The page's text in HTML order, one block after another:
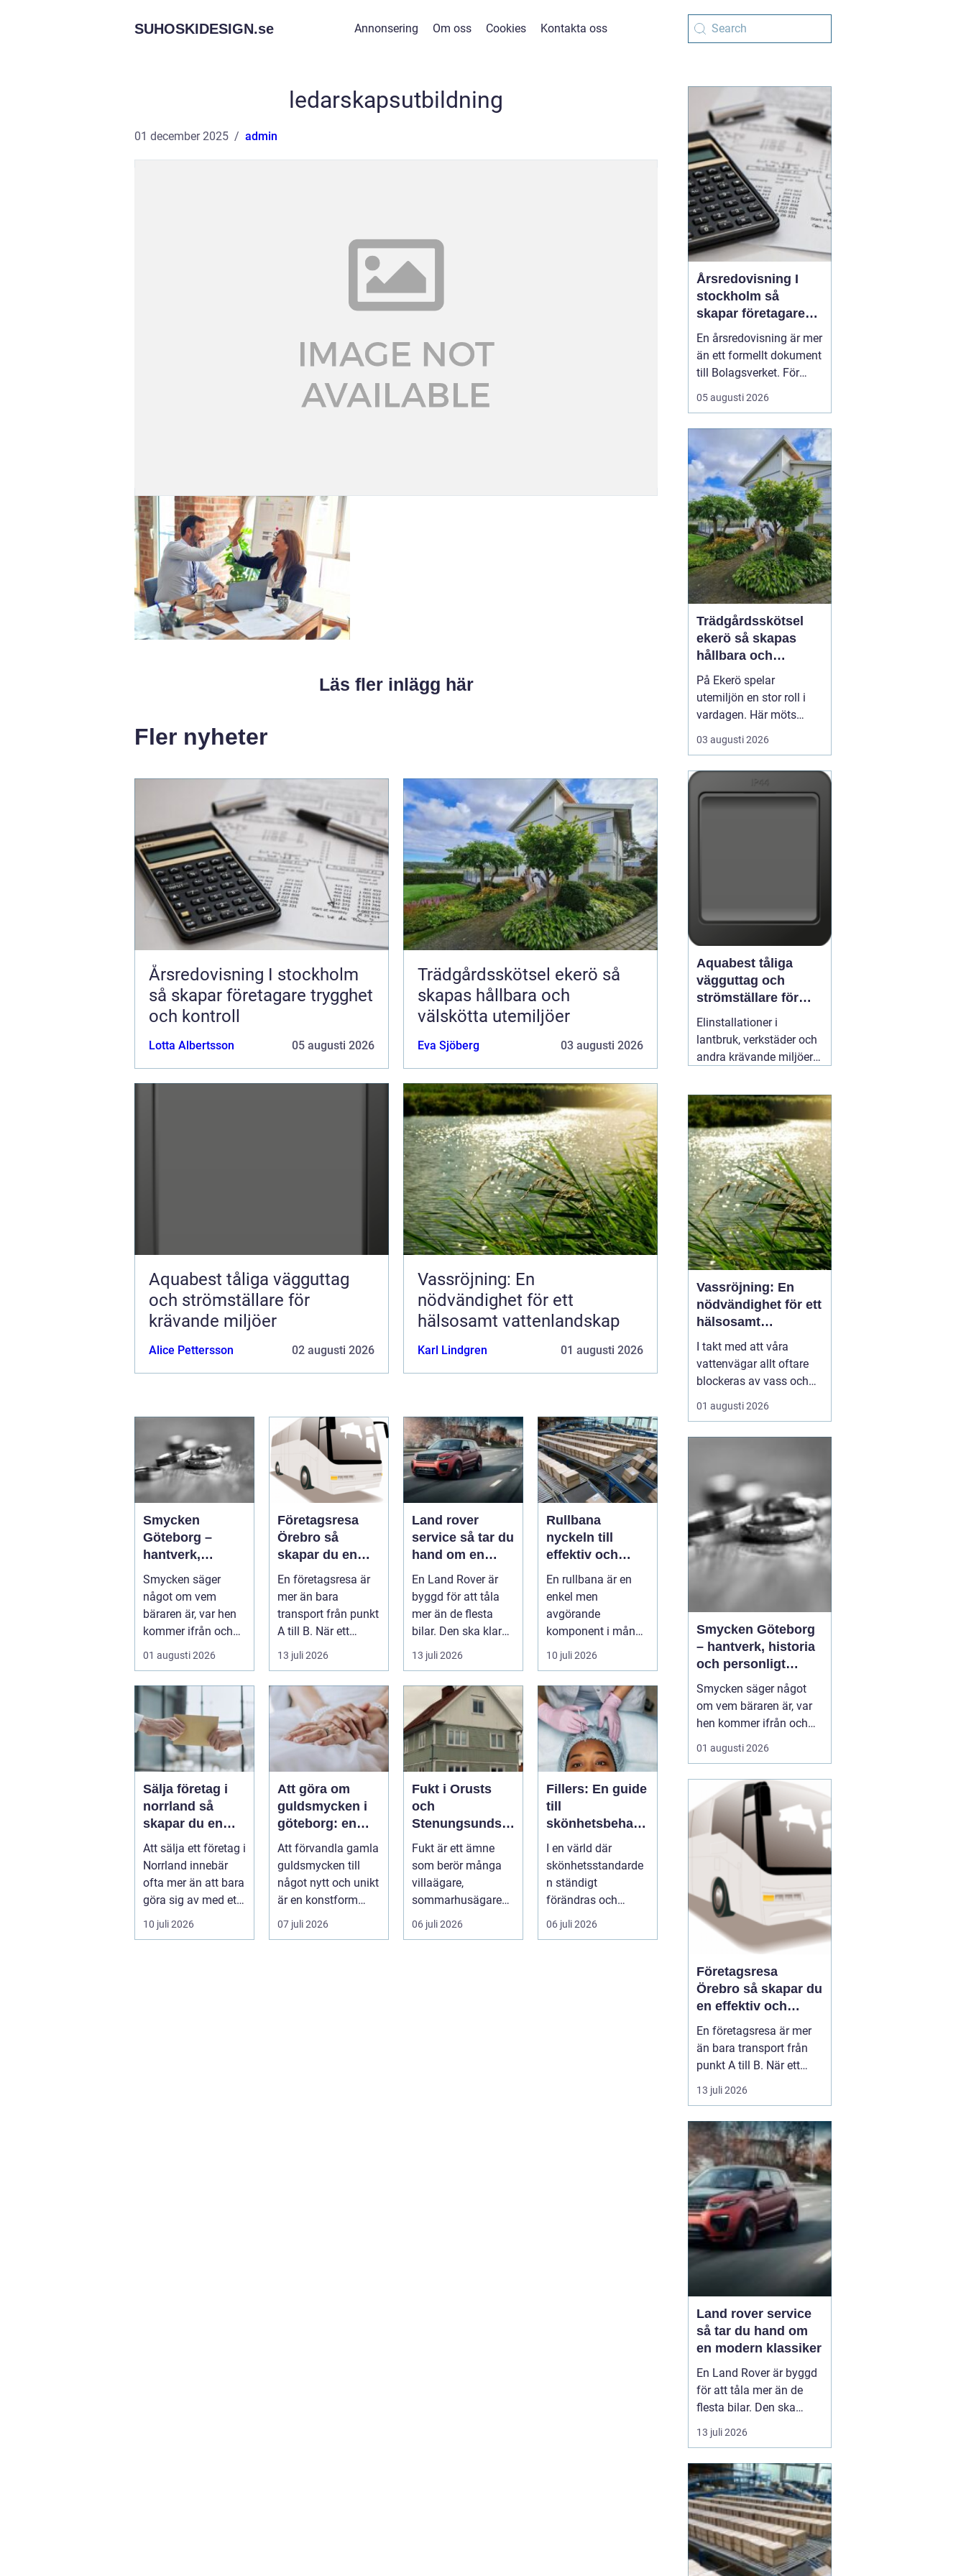
SUHOSKIDESIGN.se Annonsering Om oss Cookies Kontakta oss
ledarskapsutbildning
01 december 2025 admin
Läs fler inlägg här
Fler nyheter
Årsredovisning I stockholm
så skapar företagare trygghet
och kontroll
Lotta Albertsson 05 augusti 2026
Trädgårdsskötsel ekerö så
skapas hållbara och
välskötta utemiljöer
Eva Sjöberg 03 augusti 2026
Aquabest tåliga vägguttag
och strömställare för
krävande miljöer
Alice Pettersson 02 augusti 2026
Vassröjning: En
nödvändighet för ett
hälsosamt vattenlandskap
Karl Lindgren 01 augusti 2026
Smycken
Göteborg –
hantverk,
historia och
personligt
uttryck
Smycken säger
något om vem
bäraren är, var hen
kommer ifrån och
vad som &...
01 augusti 2026
Företagsresa
Örebro så
skapar du en
effektiv och
minnesvärd resa
En företagsresa är
mer än bara
transport från punkt
A till B. När ett
företag planerar en
resa för m...
13 juli 2026
Land rover
service så tar du
hand om en
modern
klassiker
En Land Rover är
byggd för att tåla
mer än de flesta
bilar. Den ska klara
motorväg,
stadstrafik, gru...
13 juli 2026
Rullbana
nyckeln till
effektiv och
säker hantering
av gods
En rullbana är en
enkel men
avgörande
komponent i många
moderna
verksamheter. Den
används för att fl...
10 juli 2026
Sälja företag i
norrland så
skapar du en
trygg affär från
start till mål
Att sälja ett företag i
Norrland innebär
ofta mer än att bara
göra sig av med ett
bolag. För många
ä...
10 juli 2026
Att göra om
guldsmycken i
göteborg: en
konst att förnya
det gamla
Att förvandla gamla
guldsmycken till
något nytt och unikt
är en konstform
som kombinerar
traditionel...
07 juli 2026
Fukt i Orusts
och
Stenungsunds
hus: Så
upptäcker och
åtgärdar du
problemet
Fukt är ett ämne
som berör många
villaägare,
sommarhusägare
och bosta...
06 juli 2026
Fillers: En guide
till
skönhetsbehand
lingar i
Stockholm
I en värld där
skönhetsstandarde
n ständigt
förändras och
utvecklingen ...
06 juli 2026
Årsredovisning I
stockholm så
skapar företagare
trygghet och
kontroll
En årsredovisning är mer
än ett formellt dokument
till Bolagsverket. För
många företagare i
Stockholm är den ett
ett underlag för nya
beslut och ett krav som
måste bli rätt från
början. När tidsbrist,
regelverk och osäkerhet
...
05 augusti 2026
Trädgårdsskötsel
ekerö så skapas
hållbara och
välskötta utemiljöer
På Ekerö spelar
utemiljön en stor roll i
vardagen. Här möts
natur, vatten och
bebyggelse på ett sätt
innergårdar och
grönområden extra
03 augusti 2026
Aquabest tåliga
vägguttag och
strömställare för
krävande miljöer
Elinstallationer i
lantbruk, verkstäder och
andra krävande miljöer
i ett vanligt bostadsrum.
Fukt, damm, spån och
mekaniskt slitage kan
snabbt skapa problem
om komponenterna inte
är rätt valda.02 augusti
2026
Vassröjning: En
nödvändighet för ett
hälsosamt
vattenlandskap
I takt med att våra
vattenvägar allt oftare
blockeras av vass och
andra vattenväxter, ökar
också behovet av
praktiska lösningarna är
vass...
01 augusti 2026
Smycken Göteborg
– hantverk, historia
och personligt
uttryck
Smycken säger något
om vem bäraren är, var
hen kommer ifrån och
vad som är viktigt i livet.
I en stad som Göteborg,
hamnstadens råa
historia och moderna
kreativitet, blir smycken
ofta en...
01 augusti 2026
Företagsresa
Örebro så skapar du
en effektiv och
minnesvärd resa
En företagsresa är mer
än bara transport från
punkt A till B. När ett
företag planerar en resa
för medarbetare eller
att bygga relationer,
stärka varumärket och
använda tiden på resan
på ett klokt sätt. När
startpunkten är Örebr...
13 juli 2026
Land rover service
så tar du hand om
en modern klassiker
En Land Rover är byggd
för att tåla mer än de
flesta bilar. Den ska
klara motorväg,
stadstrafik, grusvägar
Samtidigt är den full av
avancerad teknik, från
fyrhjulsdrift och
luftfjädring till moderna
säkerhetssystem. För att
bi...
13 juli 2026